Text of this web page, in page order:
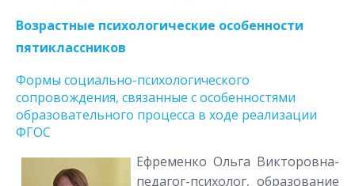
Возрастные психологические особенности
пятиклассников
Формы социально-психологического
сопровождения, связанные с особенностями
образовательного процесса в ходе реализации
ФГОС
Ефременко Ольга Викторовна-
педагог-психолог, образование